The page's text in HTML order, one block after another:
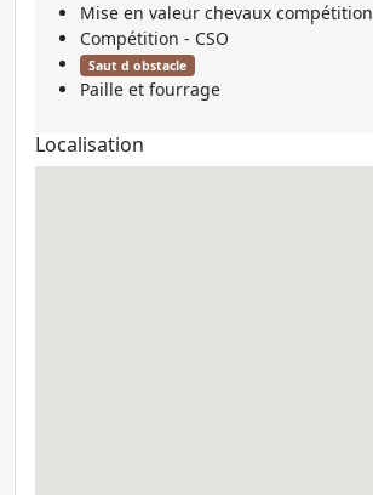
Mise en valeur chevaux compétition
Compétition - CSO
Saut d obstacle
Paille et fourrage
Localisation